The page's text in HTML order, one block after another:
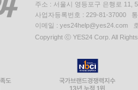
주소 : 서울시 영등포구 은행로 11,
사업자등록번호 : 229-81-37000
이메일 : yes24help@yes24.com
Copyright ⓒ YES24 Corp. All